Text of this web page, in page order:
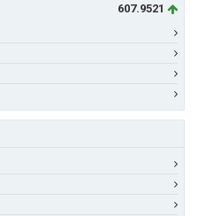
607.9521